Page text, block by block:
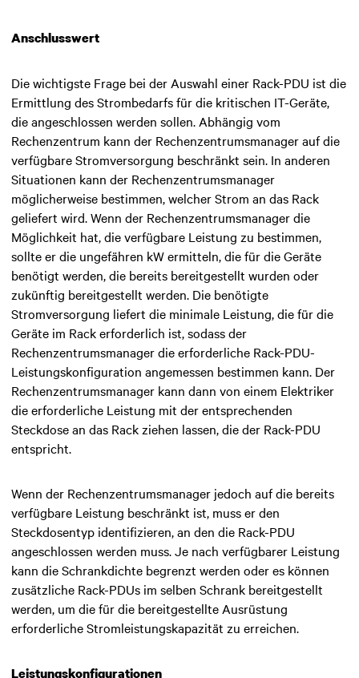
Anschlusswert
Die wichtigste Frage bei der Auswahl einer Rack-PDU ist die
Ermittlung des Strombedarfs für die kritischen IT-Geräte,
die angeschlossen werden sollen. Abhängig vom
Rechenzentrum kann der Rechenzentrumsmanager auf die
verfügbare Stromversorgung beschränkt sein. In anderen
Situationen kann der Rechenzentrumsmanager
möglicherweise bestimmen, welcher Strom an das Rack
geliefert wird. Wenn der Rechenzentrumsmanager die
Möglichkeit hat, die verfügbare Leistung zu bestimmen,
sollte er die ungefähren kW ermitteln, die für die Geräte
benötigt werden, die bereits bereitgestellt wurden oder
zukünftig bereitgestellt werden. Die benötigte
Stromversorgung liefert die minimale Leistung, die für die
Geräte im Rack erforderlich ist, sodass der
Rechenzentrumsmanager die erforderliche Rack-PDU-
Leistungskonfiguration angemessen bestimmen kann. Der
Rechenzentrumsmanager kann dann von einem Elektriker
die erforderliche Leistung mit der entsprechenden
Steckdose an das Rack ziehen lassen, die der Rack-PDU
entspricht.
Wenn der Rechenzentrumsmanager jedoch auf die bereits
verfügbare Leistung beschränkt ist, muss er den
Steckdosentyp identifizieren, an den die Rack-PDU
angeschlossen werden muss. Je nach verfügbarer Leistung
kann die Schrankdichte begrenzt werden oder es können
zusätzliche Rack-PDUs im selben Schrank bereitgestellt
werden, um die für die bereitgestellte Ausrüstung
erforderliche Stromleistungskapazität zu erreichen.
Leistungskonfigurationen